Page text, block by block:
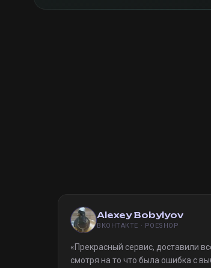
Alexey Bobylyov
ВКОНТАКТЕ · POESHOP
«Прекрасный сервис, доставили
смотря на то что была ошибка с